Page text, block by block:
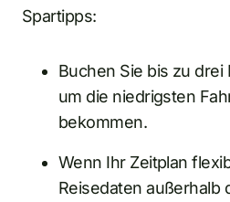
Spartipps:
Buchen Sie bis zu drei
um die niedrigsten
bekommen.
Wenn Ihr Zeitplan
Reisedaten außerhalb